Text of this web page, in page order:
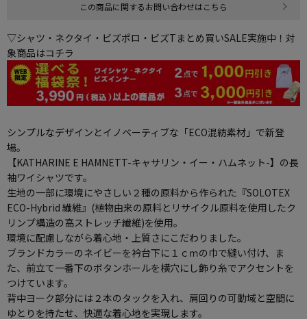
この商品に関するお問い合わせはこちら
▽シャツ・ネクタイ・ビズポロ・ビズTまとめ買いSALE実施中！対
象商品はコチラ
シンプルなデザインとイノベーティブな「ECO混紡素材」で新登
場。
【KATHARINE E HAMNETT-キャサリン・イー・ハムネット-】の長
袖ワイシャツです。
生地の一部に環境にやさしい２種の原料から作られた『SOLOTEX
ECO-Hybrid 繊維』(植物由来の原料とリサイクル原料を使用したク
リンプ構造の高ストレッチ繊維)を使用。
環境に配慮しながら着心地・上質さにこだわりました。
ブランドカラーのネイビーを衿台下に１ｃｍの巾で縫い付け、ま
た、前立て一番下のボタンホールを横穴にし飾り糸でアクセントを
つけています。
背中ヨーク部分には２本のタックを入れ、肩回りの可動域と空間に
ゆとりを持たせ、快適な着心地を実現します。